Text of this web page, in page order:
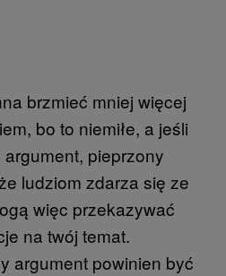
brzmieć mniej więcej
bo to niemiłe, a jeśli
pieprzony
ludziom zdarza się ze
więc przekazywać
na twój temat.
argument powinien być